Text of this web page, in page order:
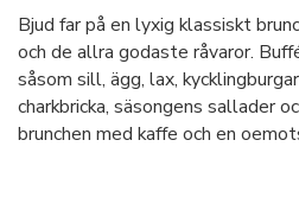
Bjud far på en lyxig klassiskt
och de allra godaste råvaror.
såsom sill, ägg, lax,
charkbricka, säsongens sallader
brunchen med kaffe och en